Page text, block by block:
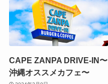
CAPE ZANPA DRIVE-IN〜
沖縄オススメカフェ〜